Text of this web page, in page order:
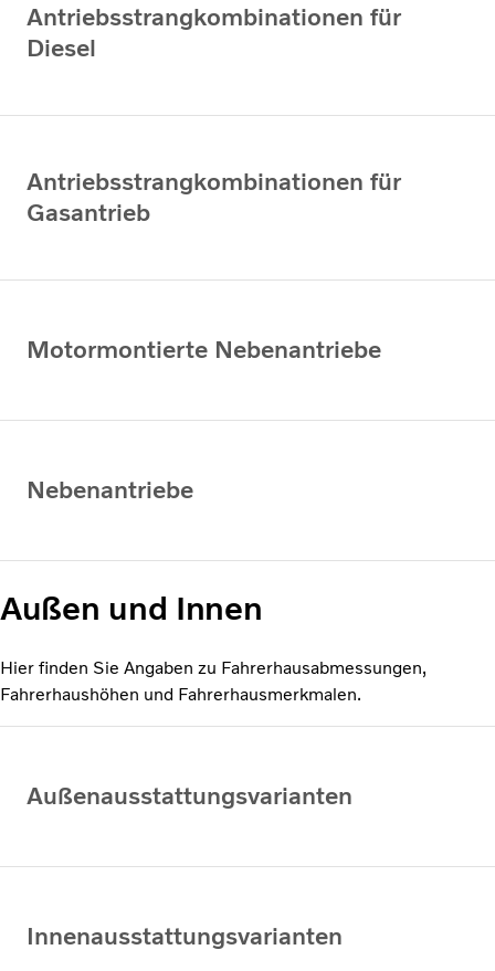
Antriebsstrangkombinationen für
Diesel
Antriebsstrangkombinationen für
Gasantrieb
Motormontierte Nebenantriebe
Nebenantriebe
Außen und Innen
Hier finden Sie Angaben zu Fahrerhausabmessungen,
Fahrerhaushöhen und Fahrerhausmerkmalen.
Außenausstattungsvarianten
Innenausstattungsvarianten